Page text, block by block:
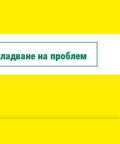
на проблем